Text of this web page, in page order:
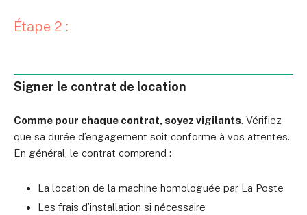
Étape 2 :
Signer le contrat de location
Comme pour chaque contrat, soyez vigilants. Vérifiez
que sa durée d’engagement soit conforme à vos attentes.
En général, le contrat comprend :
La location de la machine homologuée par La Poste
Les frais d’installation si nécessaire